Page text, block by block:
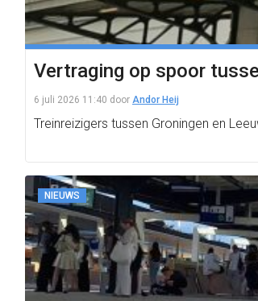
Vertraging op spoor
6 juli 2026 11:40 door Andor Heij
Treinreizigers tussen Groningen en
NIEUWS